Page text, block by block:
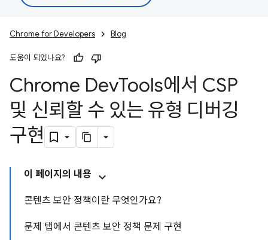
Chrome for Developers Blog
도움이 되었나요?
Chrome DevTools에서 CSP
및 신뢰할 수 있는 유형 디버깅
구현
이 페이지의 내용
콘텐츠 보안 정책이란 무엇인가요?
문제 탭에서 콘텐츠 보안 정책 문제 구현